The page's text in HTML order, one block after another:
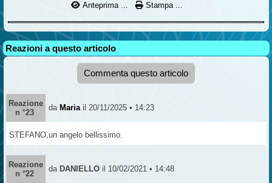
Anteprima ... Stampa ...
Reazioni a questo articolo
Commenta questo articolo
Reazione
n °23
da Maria il 20/11/2025 • 14:23
STEFANO,un angelo bellissimo.
Reazione
n °22
da DANIELLOil 10/02/2021 • 14:48